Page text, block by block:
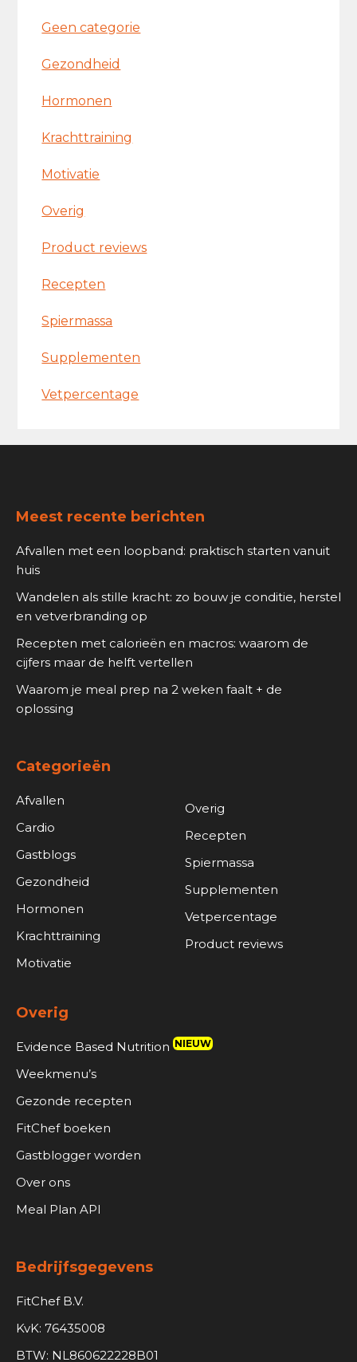
Geen categorie
Gezondheid
Hormonen
Krachttraining
Motivatie
Overig
Product reviews
Recepten
Spiermassa
Supplementen
Vetpercentage
Meest recente berichten
Afvallen met een loopband: praktisch starten vanuit
huis
Wandelen als stille kracht: zo bouw je conditie, herstel
en vetverbranding op
Recepten met calorieën en macros: waarom de
cijfers maar de helft vertellen
Waarom je meal prep na 2 weken faalt + de
oplossing
Categorieën
Afvallen
Cardio
Gastblogs
Gezondheid
Hormonen
Krachttraining
Motivatie
Overig
Recepten
Spiermassa
Supplementen
Vetpercentage
Product reviews
Overig
Evidence Based Nutrition NIEUW
Weekmenu’s
Gezonde recepten
FitChef boeken
Gastblogger worden
Over ons
Meal Plan API
Bedrijfsgegevens
FitChef B.V.
KvK: 76435008
BTW: NL860622228B01